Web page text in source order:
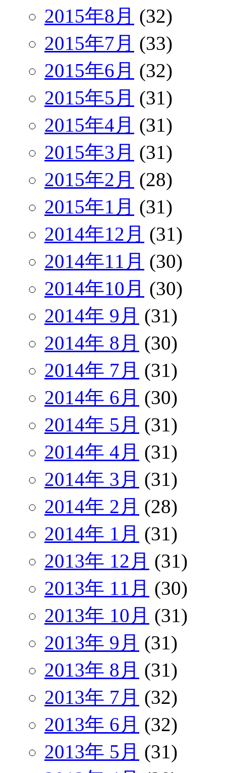
2015年8月 (32)
2015年7月 (33)
2015年6月 (32)
2015年5月 (31)
2015年4月 (31)
2015年3月 (31)
2015年2月 (28)
2015年1月 (31)
2014年12月 (31)
2014年11月 (30)
2014年10月 (30)
2014年 9月 (31)
2014年 8月 (30)
2014年 7月 (31)
2014年 6月 (30)
2014年 5月 (31)
2014年 4月 (31)
2014年 3月 (31)
2014年 2月 (28)
2014年 1月 (31)
2013年 12月 (31)
2013年 11月 (30)
2013年 10月 (31)
2013年 9月 (31)
2013年 8月 (31)
2013年 7月 (32)
2013年 6月 (32)
2013年 5月 (31)